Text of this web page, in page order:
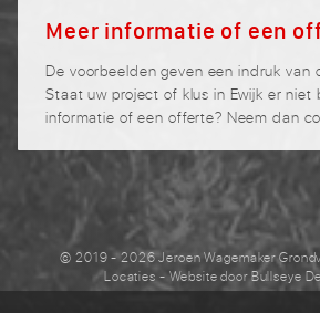
Meer informatie of een
De voorbeelden geven een indruk van
Staat uw project of klus in Ewijk er niet
informatie of een offerte? Neem dan
© 2019 - 2026 Jeroen Wagemaker
Locaties - Website doorBullseye